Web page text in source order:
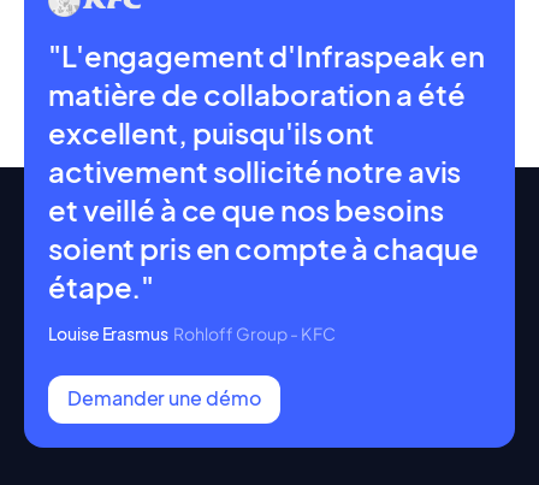
"L'engagement d'Infraspeak en
matière de collaboration a été
excellent, puisqu'ils ont
activement sollicité notre avis
et veillé à ce que nos besoins
soient pris en compte à chaque
étape."
Louise Erasmus Rohloff Group - KFC
Demander une démo